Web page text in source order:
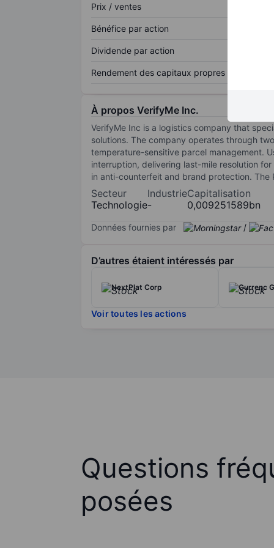
Prix / ventes
Bénéfice par action
Dividende par action
Rendement des capitaux propres
À propos VerifyMe Inc.
VerifyMe Inc is a logistics company that
solutions. The company operates through
temperature-sensitive parcel management.
interruption, delivering last-mile resolution
in anti-counterfeit and brand protection. The
Secteur
Technologie
Industrie
-
Capitalisation
0,009251589bn
Données fournies par /
D’autres étaient intéressés par
NextPlat Corp Currenc
Voir toutes les actions
Questions
posées